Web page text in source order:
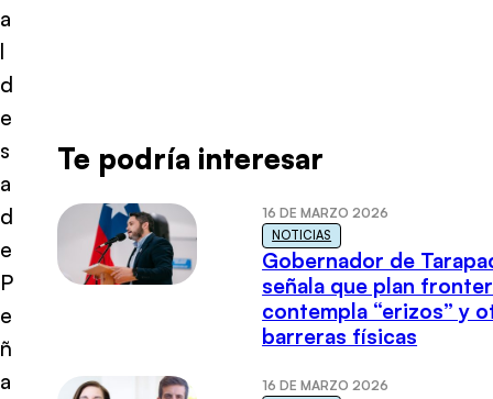
a
l
d
e
s
a
d
e
P
e
ñ
a
Te podría interesar
16 DE MARZO 2026
NOTICIAS
Gobernador de
señala que plan
contempla “erizos” y
barreras físicas
16 DE MARZO 2026